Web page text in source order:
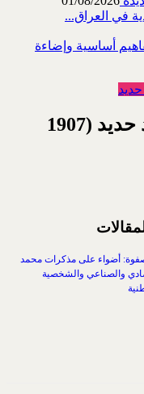
في العراق...
أساسية وإضاءة
الاقتصادي والسياسي محمد حديد (1907
أضواء على مذكرات محمد
والصناعي والشخصية